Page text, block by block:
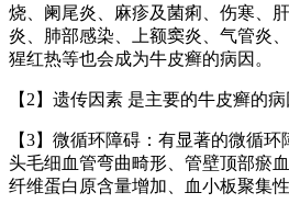
烧、阑尾炎、麻疹及菌痢、伤寒、
炎、肺部感染、上额窦炎、气管炎
猩红热等也会成为牛皮癣的病因。
【2】遗传因素 是主要的牛皮癣的病
【3】微循环障碍：有显著的微循
头毛细血管弯曲畸形、管壁顶部瘀
纤维蛋白原含量增加、血小板聚集性